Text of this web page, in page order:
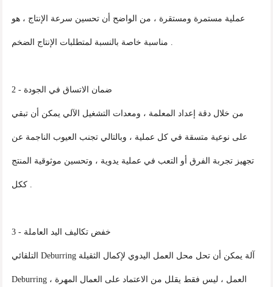
عملية مستمرة ومستقرة ، من الواضح أن تحسين سرعة الإنتاج ، هو
مناسبة خاصة بالنسبة لمتطلبات الإنتاج الضخم .
2 - ضمان الاتساق في الجودة
من خلال دقة إعداد المعلمة ، ومعدات التشغيل الآلي يمكن أن تبقي
على نوعية متسقة في كل عملية ، وبالتالي تجنب العيوب الناجمة عن
تجهيز تجربة الفرق أو التعب في عملية يدوية ، وتحسين موثوقية المنتج
ككل .
3 - خفض تكاليف اليد العاملة
التلقائي Deburring آلة يمكن أن تحل محل العمل اليدوي لإكمال الثقيلة
Deburring العمل ، ليس فقط يقلل من الاعتماد على العمال المهرة ،